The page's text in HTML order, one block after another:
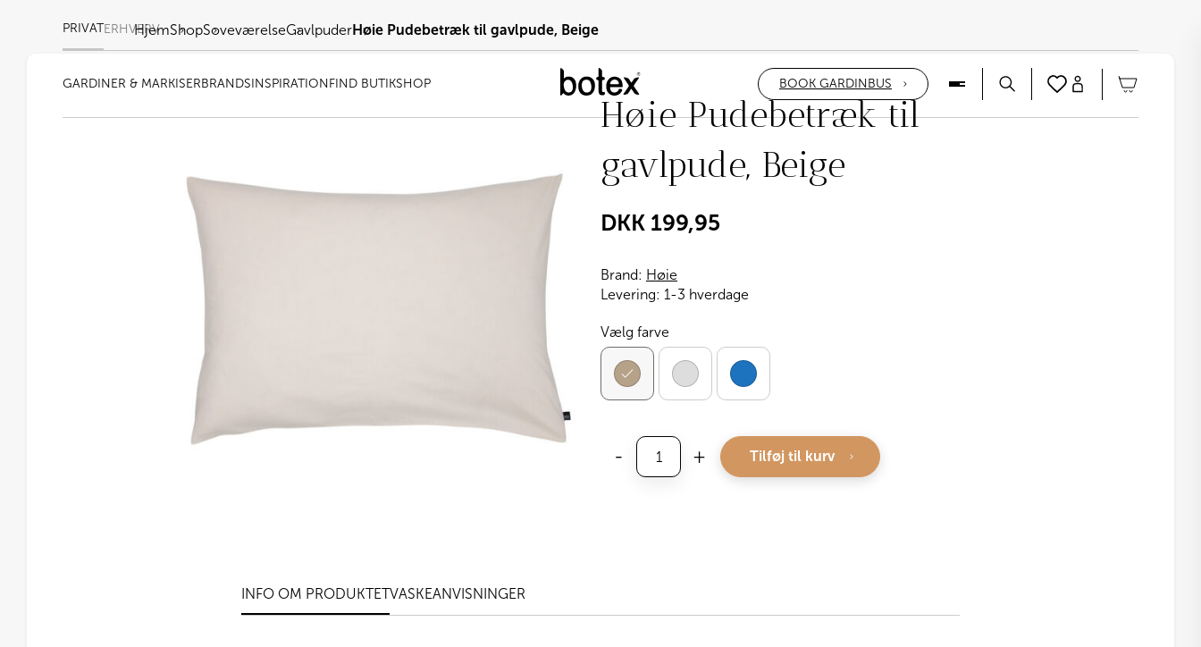
PRIVATERHVERV
GARDINER & MARKISER BRANDS INSPIRATION FIND BUTIKSHOP BOOK GARDINBUS
HjemShopSoveværelseGavlpuderHøie Pudebetræk til gavlpude, Beige
Høie Pudebetræk til
gavlpude, Beige
DKK 199,95
Brand: Høie
Levering: 1-3 hverdage
Vælg farve
-
Pudebetræk
+ Tilføj til kurv
INFO OM PRODUKTETVASKEANVISNINGER